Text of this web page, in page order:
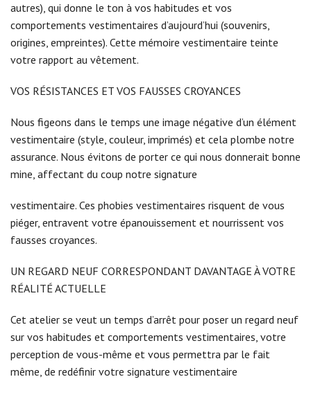
autres), qui donne le ton à vos habitudes et vos
comportements vestimentaires d’aujourd’hui (souvenirs,
origines, empreintes). Cette mémoire vestimentaire teinte
votre rapport au vêtement.
VOS RÉSISTANCES ET VOS FAUSSES CROYANCES
Nous figeons dans le temps une image négative d’un élément
vestimentaire (style, couleur, imprimés) et cela plombe notre
assurance. Nous évitons de porter ce qui nous donnerait bonne
mine, affectant du coup notre signature
vestimentaire. Ces phobies vestimentaires risquent de vous
piéger, entravent votre épanouissement et nourrissent vos
fausses croyances.
UN REGARD NEUF CORRESPONDANT DAVANTAGE À VOTRE
RÉALITÉ ACTUELLE
Cet atelier se veut un temps d’arrêt pour poser un regard neuf
sur vos habitudes et comportements vestimentaires, votre
perception de vous-même et vous permettra par le fait
même, de redéfinir votre signature vestimentaire